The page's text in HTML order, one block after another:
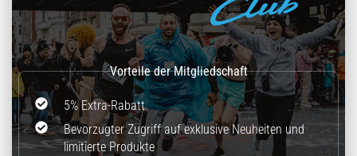
Artikel
anzeigen
5% Extra-Rabatt
Bevorzugter Zugriff auf exklusive Neuheiten und
limitierte Produkte